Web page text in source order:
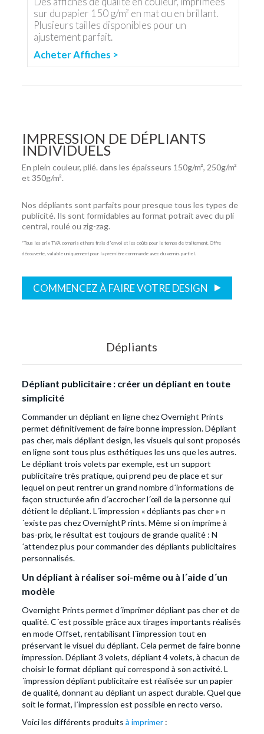
sur du papier 150 g/m² en mat ou en brillant.
Plusieurs tailles disponibles pour un
ajustement parfait.
Acheter Affiches >
IMPRESSION DE DÉPLIANTS
INDIVIDUELS
En plein couleur, plié. dans les épaisseurs 150g/m², 250g/m²
et 350g/m².
Nos dépliants sont parfaits pour presque tous les types de
publicité. Ils sont formidables au format potrait avec du pli
central, roulé ou zig-zag.
*Tous les prix TVA compris et hors frais d'envoi et les coûts pour le temps de traitement. Offre
découverte, valable uniquement pour la première commande avec du vernis partiel.
COMMENCEZ À FAIRE VOTRE DESIGN
Dépliants
Dépliant publicitaire : créer un dépliant en toute
simplicité
Commander un dépliant en ligne chez Overnight Prints
permet définitivement de faire bonne impression. Dépliant
pas cher, mais dépliant design, les visuels qui sont proposés
en ligne sont tous plus esthétiques les uns que les autres.
Le dépliant trois volets par exemple, est un support
publicitaire très pratique, qui prend peu de place et sur
lequel on peut rentrer un grand nombre d´informations de
façon structurée afin d´accrocher l´œil de la personne qui
détient le dépliant. L´impression « dépliants pas cher » n
´existe pas chez OvernightP rints. Même si on imprime à
bas-prix, le résultat est toujours de grande qualité : N
´attendez plus pour commander des dépliants publicitaires
personnalisés.
Un dépliant à réaliser soi-même ou à l´aide d´un
modèle
Overnight Prints permet d´imprimer dépliant pas cher et de
qualité. C´est possible grâce aux tirages importants réalisés
en mode Offset, rentabilisant l´impression tout en
préservant le visuel du dépliant. Cela permet de faire bonne
impression. Dépliant 3 volets, dépliant 4 volets, à chacun de
choisir le format dépliant qui correspond à son activité. L
´impression dépliant publicitaire est réalisée sur un papier
de qualité, donnant au dépliant un aspect durable. Quel que
soit le format, l´impression est possible en recto verso.
Voici les différents produitsà imprimer :